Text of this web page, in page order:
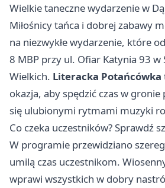
Wielkie taneczne wydarzenie w
Miłośnicy tańca i dobrej zabawy
na niezwykłe wydarzenie, które
8 MBP przy ul. Ofiar Katynia 93 w
Wielkich. Literacka Potańcówka
okazja, aby spędzić czas w gronie
się ulubionymi rytmami muzyki
Co czeka uczestników? Sprawdź
W programie przewidziano
umilą czas uczestnikom.
wprawi wszystkich w dobry